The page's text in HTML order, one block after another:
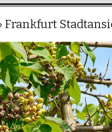
Frankfurt